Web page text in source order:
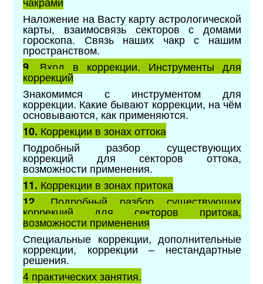
Наложение на Васту карту астрологической
карты, взаимосвязь секторов с домами
гороскопа. Связь наших чакр с нашим
пространством.
9.
Вход в коррекции. Инструменты для
коррекций
Знакомимся с инструментом для
коррекции. Какие бывают коррекции, на чём
основываются, как применяются.
10. Коррекции в зонах оттока
Подробный разбор существующих
коррекций для секторов оттока,
возможности применения.
11. Коррекции в зонах притока
12.
Подробный разбор существующих
коррекций для секторов притока,
возможности применения
Специальные коррекции, дополнительные
коррекции, коррекции – нестандартные
решения.
4 практических занятия.